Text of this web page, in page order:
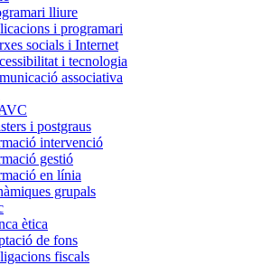
lliure
i programari
socials i Internet
i tecnologia
associativa
i postgraus
intervenció
gestió
en línia
grupals
ètica
de fons
fiscals